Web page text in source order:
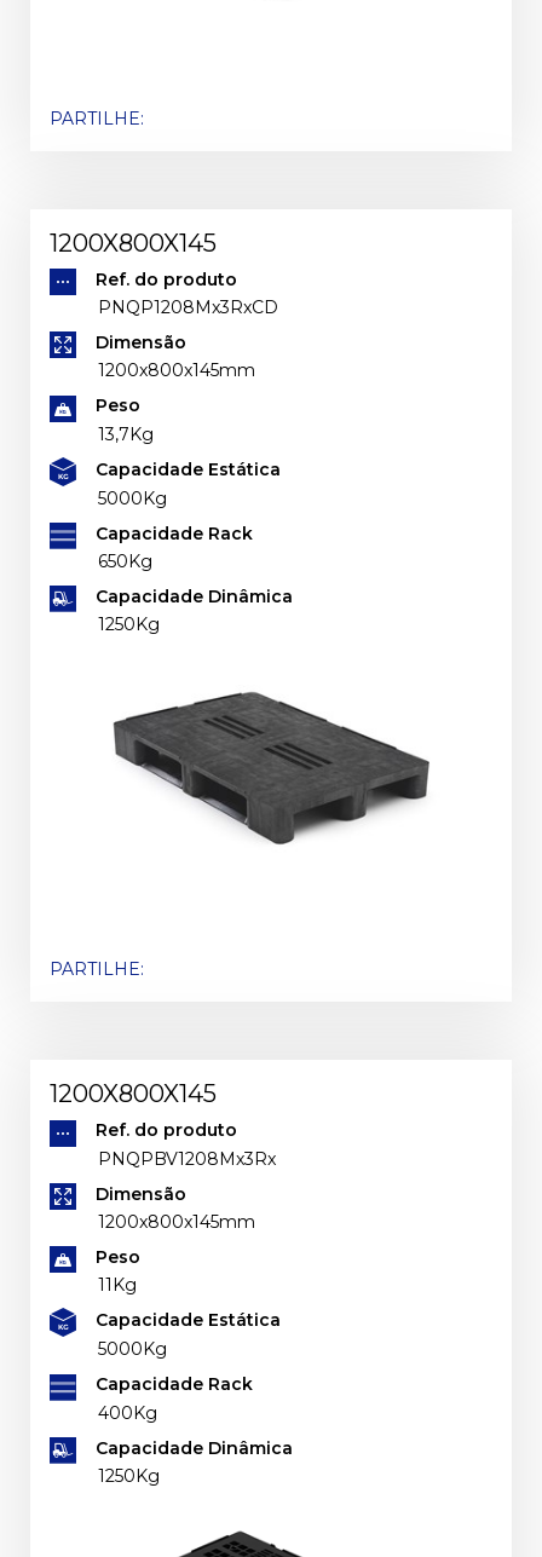
PARTILHE:
1200X800X145
Ref. do produto
PNQP1208Mx3RxCD
Dimensão
1200x800x145mm
Peso
13,7Kg
Capacidade Estática
5000Kg
Capacidade Rack
650Kg
Capacidade Dinâmica
1250Kg
PARTILHE:
1200X800X145
Ref. do produto
PNQPBV1208Mx3Rx
Dimensão
1200x800x145mm
Peso
11Kg
Capacidade Estática
5000Kg
Capacidade Rack
400Kg
Capacidade Dinâmica
1250Kg